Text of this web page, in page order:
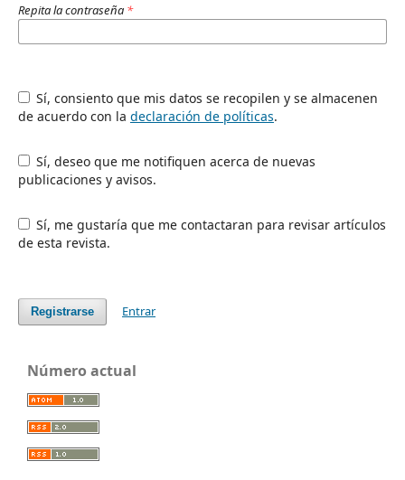
Repita la contraseña *
Sí, consiento que mis datos se recopilen y se almacenen
de acuerdo con la declaración de políticas.
Sí, deseo que me notifiquen acerca de nuevas
publicaciones y avisos.
Sí, me gustaría que me contactaran para revisar artículos
de esta revista.
Registrarse Entrar
Número actual